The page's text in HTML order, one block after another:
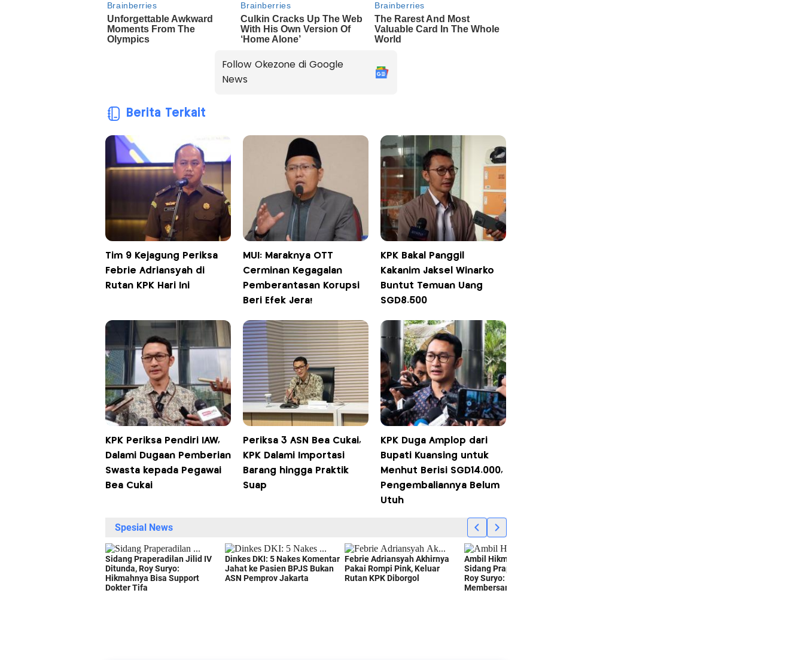
Follow Okezone di Google
News
Berita Terkait
Tim 9 Kejagung Periksa
Febrie Adriansyah di
Rutan KPK Hari Ini
MUI: Maraknya OTT
Cerminan Kegagalan
Pemberantasan Korupsi
Beri Efek Jera!
KPK Bakal Panggil
Kakanim Jaksel Winarko
Buntut Temuan Uang
SGD8.500
KPK Periksa Pendiri IAW,
Dalami Dugaan Pemberian
Swasta kepada Pegawai
Bea Cukai
Periksa 3 ASN Bea Cukai,
KPK Dalami Importasi
Barang hingga Praktik
Suap
KPK Duga Amplop dari
Bupati Kuansing untuk
Menhut Berisi SGD14.000,
Pengembaliannya Belum
Utuh